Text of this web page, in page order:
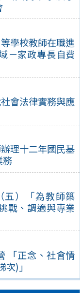
學校教師在職進
－家政專長自費
會法律實務與應
理十二年國民基
務
五）「為教師築
戰、調適與專業
「正念、社會情
)」